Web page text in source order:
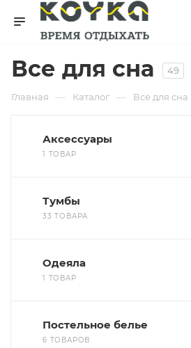
Все для сна 49
Главная — Каталог — Все для сна
Аксессуары
1 ТОВАР
Тумбы
33 ТОВАРА
Одеяла
1 ТОВАР
Постельное белье
6 ТОВАРОВ